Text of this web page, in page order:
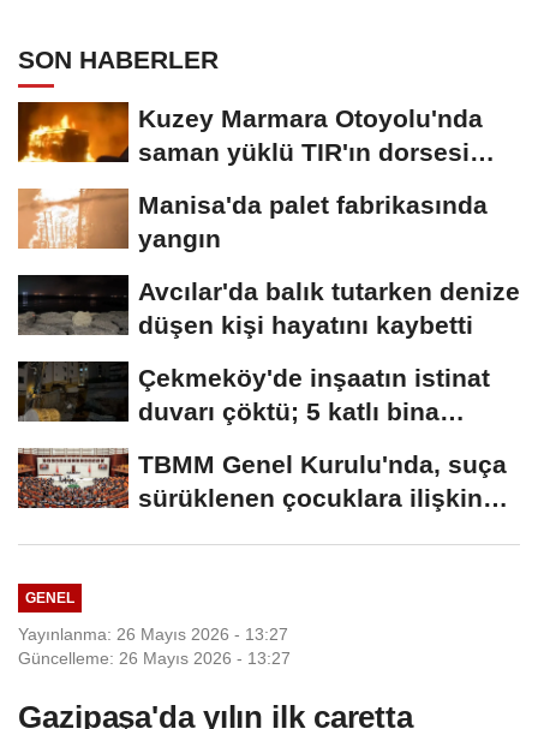
SON HABERLER
Kuzey Marmara Otoyolu'nda
saman yüklü TIR'ın dorsesi
Manisa'da palet fabrikasında
yangın
Avcılar'da balık tutarken denize
düşen kişi hayatını kaybetti
Çekmeköy'de inşaatın istinat
duvarı çöktü; 5 katlı bina
TBMM Genel Kurulu'nda, suça
sürüklenen çocuklara ilişkin
GENEL
Yayınlanma: 26 Mayıs 2026 - 13:27
Güncelleme: 26 Mayıs 2026 - 13:27
Gazipaşa'da yılın ilk caretta